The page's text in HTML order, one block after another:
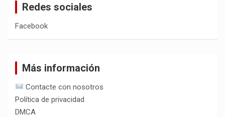
Redes sociales
Facebook
Más información
Contacte con nosotros
Política de privacidad
DMCA